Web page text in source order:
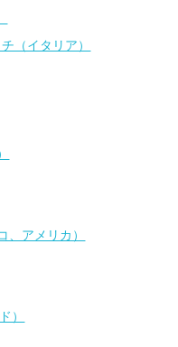
（イタリア）
、アメリカ）
）